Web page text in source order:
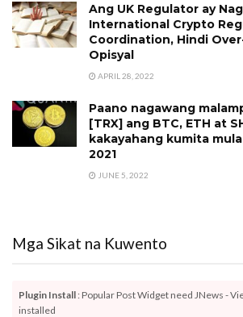
Ang UK Regulator ay
International Crypto
Coordination, Hindi
Opisyal
APRIL 28, 2022
Paano nagawang
[TRX] ang BTC, ETH at
kakayahang kumita
2021
JUNE 5, 2022
Mga Sikat na Kuwento
Plugin Install : Popular Post Widget need JNews -
installed